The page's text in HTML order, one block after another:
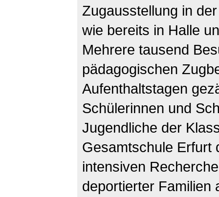
Zugausstellung in
wie bereits in Halle
Mehrere tausend
pädagogischen
Aufenthaltstagen
Schülerinnen und
Jugendliche der
Gesamtschule Erfurt
intensiven
deportierter Familien